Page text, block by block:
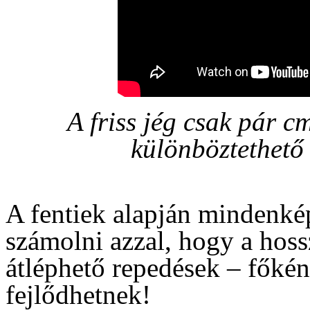
A friss jég csak pár
A fentiek alapján
számolni azzal, hogy a
átléphető repedések –
fejlődhetnek!